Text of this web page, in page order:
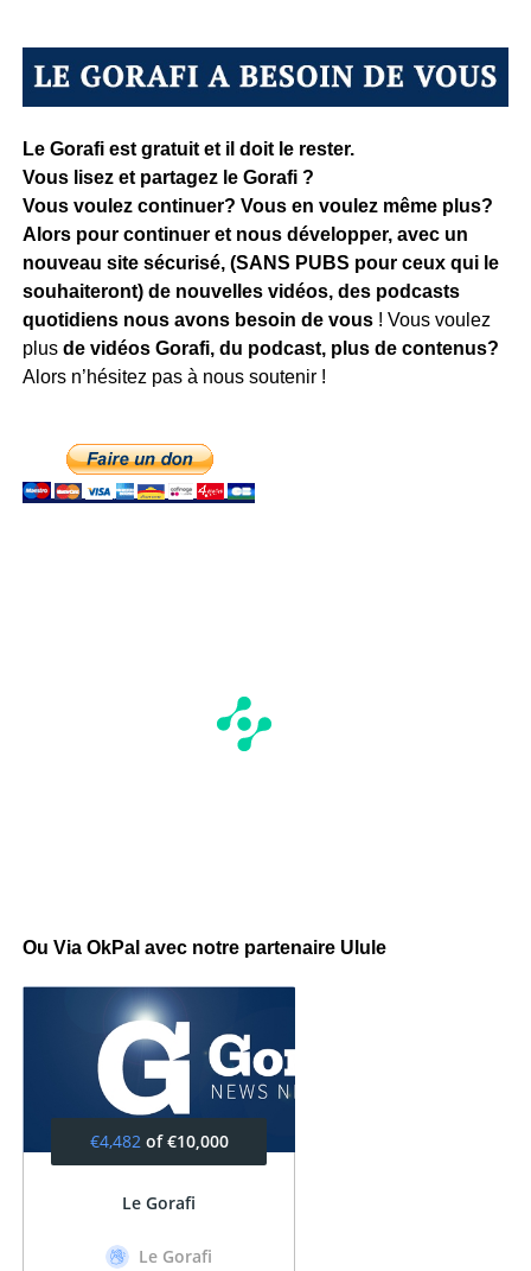
Le Gorafi est gratuit et il doit le rester.
Vous lisez et partagez le Gorafi ?
Vous voulez continuer? Vous en voulez même plus?
Alors pour continuer et nous développer, avec un
nouveau site sécurisé, (SANS PUBS pour ceux qui le
souhaiteront) de nouvelles vidéos, des podcasts
quotidiens nous avons besoin de vous ! Vous voulez
plus de vidéos Gorafi, du podcast, plus de contenus?
Alors n’hésitez pas à nous soutenir !
Ou Via OkPal avec notre partenaire Ulule